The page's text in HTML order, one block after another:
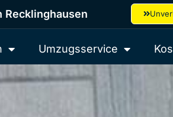
Recklinghausen
Umzugsservice